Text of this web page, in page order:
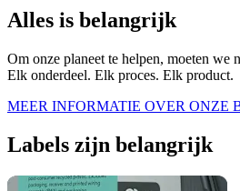
Alles is belangrijk
Om onze planeet te helpen, moeten we
Elk onderdeel. Elk proces. Elk product.
MEER INFORMATIE OVER ONZE
Labels zijn belangrijk